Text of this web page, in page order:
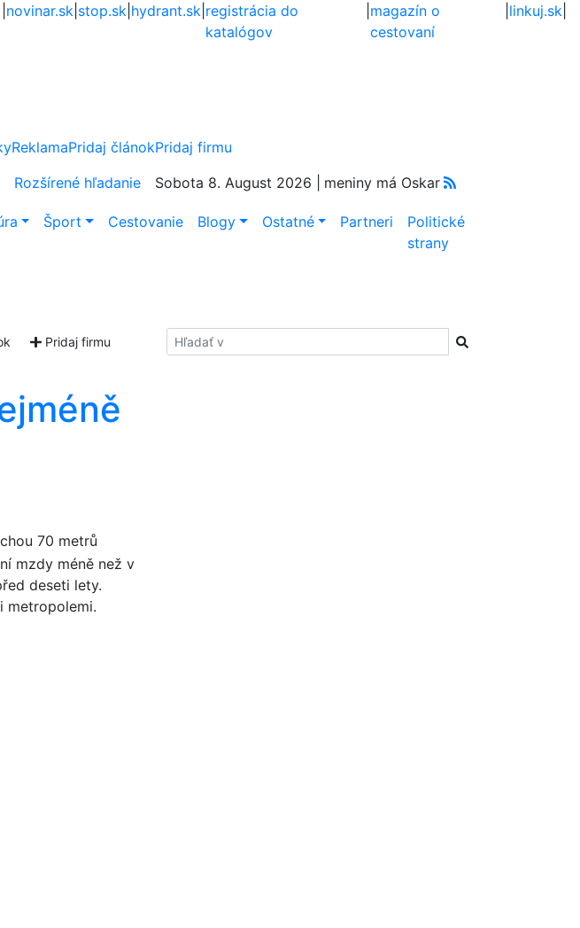
novinar.sk stop.sk hydrant.sk registrácia do
katalógov
magazín o
cestovaní
linkuj.sk|
ReklamaPridaj článokPridaj firmu
Rozšírené hľadanie
Sobota 8. August 2026 | meniny má Oskar
Šport Cestovanie Blogy Ostatné Partneri
Politické
strany
Pridaj firmu Hladať
70 metrů
mzdy méně než v
deseti lety.
metropolemi.